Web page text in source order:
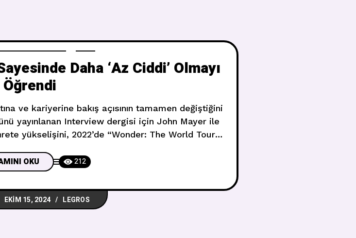
Daha ‘Az Ciddi’ Olmayı
Öğrendi
ve kariyerine bakış açısının tamamen değiştiğini
yayınlanan Interview dergisi için John Mayer ile
yükselişini, 2022’de “Wonder: The World Tour”
altında yaşlanmakla nasıl başa çıktığını
OKU 212
EKIM 15, 2024 LEGROS